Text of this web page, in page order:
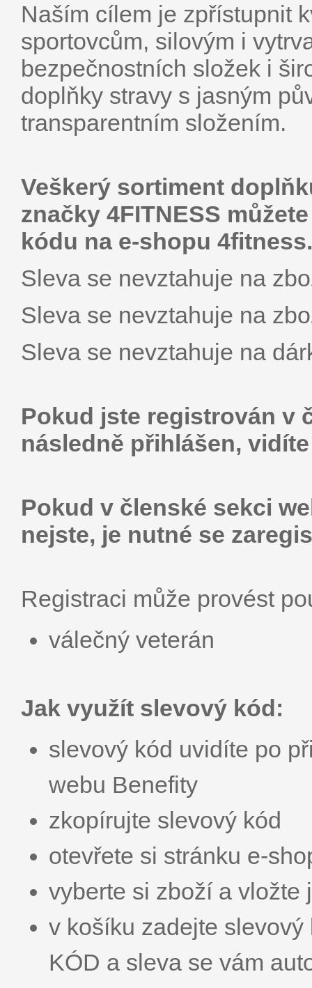
Naším cílem je zpřístupnit
sportovcům, silovým i
bezpečnostních složek i
doplňky stravy s jasným
transparentním složením.
Veškerý sortiment
značky 4FITNESS
kódu na e-shopu
Sleva se nevztahuje na
Sleva se nevztahuje na
Sleva se nevztahuje na
Pokud jste registrován v
následně přihlášen,
Pokud v členské sekci
nejste, je nutné se
Registraci může provést
válečný veterán
Jak využít slevový kód:
slevový kód uvidíte po
webu Benefity
zkopírujte slevový kód
otevřete si stránku e-
vyberte si zboží a vložte
v košíku zadejte
KÓD a sleva se vám